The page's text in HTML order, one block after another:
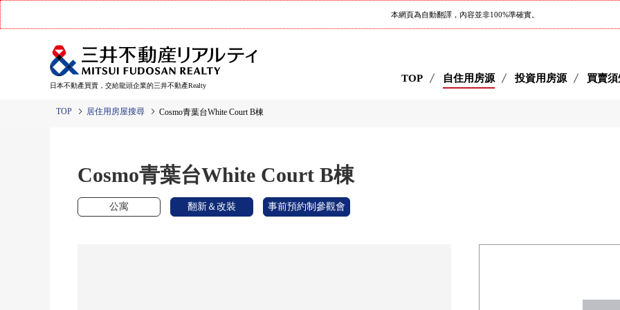
本網頁為自動翻譯，內容並非100%準確實。
日本不動產買賣，交給龍頭企業的三井不動產Realty
TOP 自住用房源 投資用房源 買賣須
TOP 居住用房屋搜尋 Cosmo青葉台White Court B棟
Cosmo青葉台White Court B棟
公寓 翻新＆改裝 事前預約制參觀會